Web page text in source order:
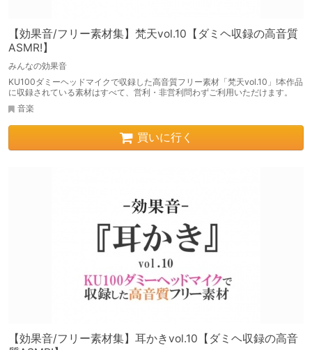
【効果音/フリー素材集】梵天vol.10【ダミヘ収録の高音質
ASMR!】
みんなの効果音
KU100ダミーヘッドマイクで収録した高音質フリー素材「梵天vol.10」!本作品
に収録されている素材はすべて、営利・非営利問わずご利用いただけます。
音楽
買いに行く
【効果音/フリー素材集】耳かきvol.10【ダミヘ収録の高音